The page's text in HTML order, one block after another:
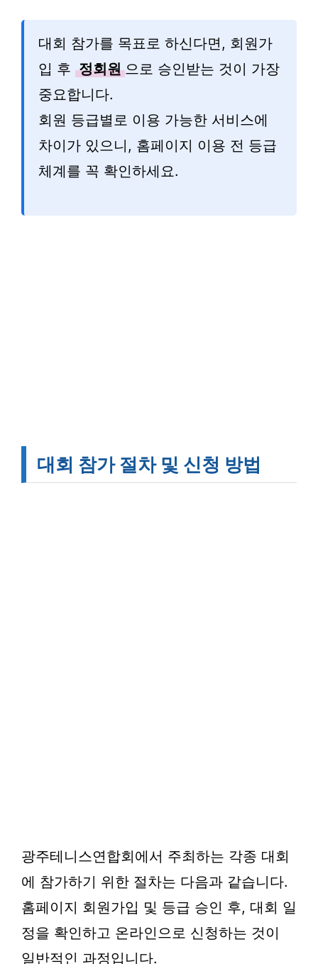
대회 참가를 목표로 하신다면, 회원가
입 후 정회원 으로 승인받는 것이 가장
중요합니다.
회원 등급별로 이용 가능한 서비스에
차이가 있으니, 홈페이지 이용 전 등급
체계를 꼭 확인하세요.
대회 참가 절차 및 신청 방법
광주테니스연합회에서 주최하는 각종 대회
에 참가하기 위한 절차는 다음과 같습니다.
홈페이지 회원가입 및 등급 승인 후, 대회 일
정을 확인하고 온라인으로 신청하는 것이
일반적인 과정입니다.